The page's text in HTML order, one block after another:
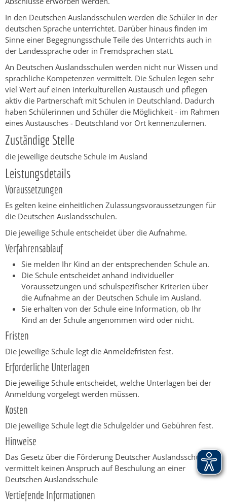
In den Deutschen Auslandsschulen werden die Schüler in der
deutschen Sprache unterrichtet. Darüber hinaus finden im
Sinne einer Begegnungsschule Teile des Unterrichts auch in
der Landessprache oder in Fremdsprachen statt.
An Deutschen Auslandsschulen werden nicht nur Wissen und
sprachliche Kompetenzen vermittelt. Die Schulen legen sehr
viel Wert auf einen interkulturellen Austausch und pflegen
aktiv die Partnerschaft mit Schulen in Deutschland. Dadurch
haben Schülerinnen und Schüler die Möglichkeit - im Rahmen
eines Austausches - Deutschland vor Ort kennenzulernen.
Zuständige Stelle
die jeweilige deutsche Schule im Ausland
Leistungsdetails
Voraussetzungen
Es gelten keine einheitlichen Zulassungsvoraussetzungen für
die Deutschen Auslandsschulen.
Die jeweilige Schule entscheidet über die Aufnahme.
Verfahrensablauf
Sie melden Ihr Kind an der entsprechenden Schule an.
Die Schule entscheidet anhand individueller
Voraussetzungen und schulspezifischer Kriterien über
die Aufnahme an der Deutschen Schule im Ausland.
Sie erhalten von der Schule eine Information, ob Ihr
Kind an der Schule angenommen wird oder nicht.
Fristen
Die jeweilige Schule legt die Anmeldefristen fest.
Erforderliche Unterlagen
Die jeweilige Schule entscheidet, welche Unterlagen bei der
Anmeldung vorgelegt werden müssen.
Kosten
Die jeweilige Schule legt die Schulgelder und Gebühren fest.
Hinweise
Das Gesetz über die Förderung Deutscher Auslandsschulen
vermittelt keinen Anspruch auf Beschulung an einer
Deutschen Auslandsschule
Vertiefende Informationen